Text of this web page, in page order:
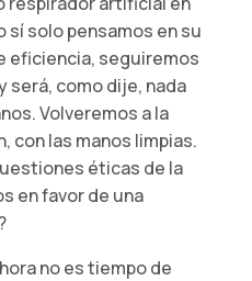
sí solo pensamos en su
eficiencia, seguiremos
será, como dije, nada
Volveremos a la
con las manos limpias.
éticas de la
en favor de una
no es tiempo de